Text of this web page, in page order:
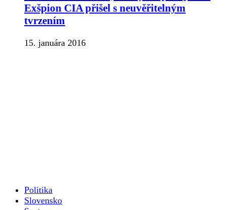
Exšpion CIA přišel s neuvěřitelným
tvrzením
15. januára 2016
Politika
Slovensko